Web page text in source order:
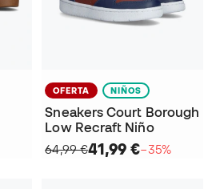
OFERTA NIÑOS
Sneakers Court Borough
Low Recraft Niño
64,99 €41,99 €−35%